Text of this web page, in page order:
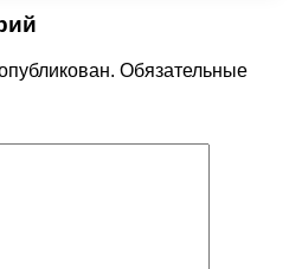
Обязательные